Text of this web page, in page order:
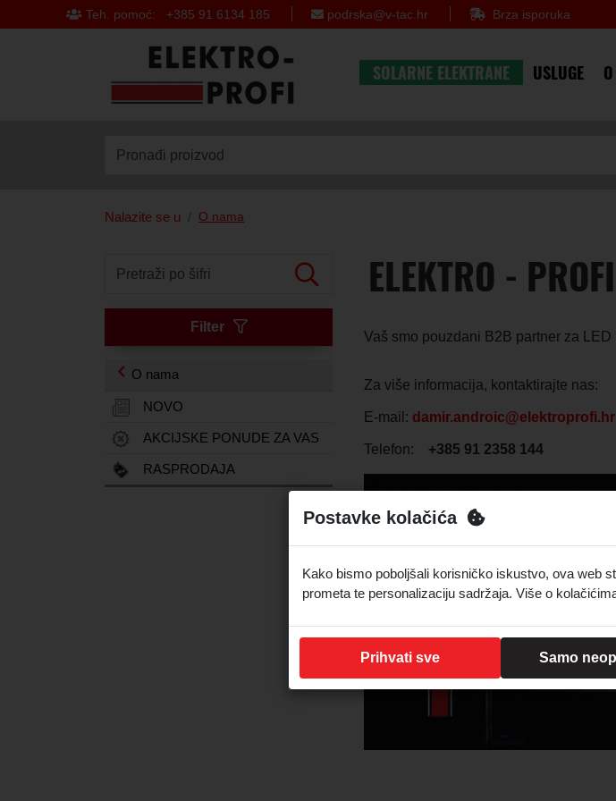
Teh. pomoć: +385 91 6134 185 podrska@v-tac.hr Brza isporuka
SOLARNE ELEKTRANE USLUGE
Pronađi proizvod
Nalazite se u O nama
Pretraži po šifri
Filter
O nama
NOVO
AKCIJSKE PONUDE ZA VAS
RASPRODAJA
ELEKTRO -
Vaš smo pouzdani B2B partner za
Za više informacija, kontaktirajte nas:
E-mail: damir.androic@elektroprofi.hr
Telefon: +385 91 2358 144
Postavke kolačića
Kako bismo poboljšali korisničko iskustvo, ova web
prometa te personalizaciju sadržaja. Više o
Prihvati sve Samo